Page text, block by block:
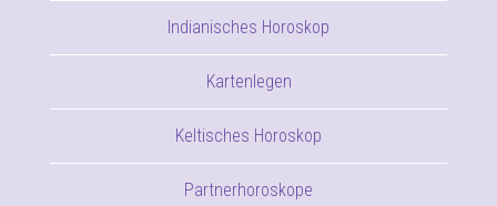
Indianisches Horoskop
Kartenlegen
Keltisches Horoskop
Partnerhoroskope